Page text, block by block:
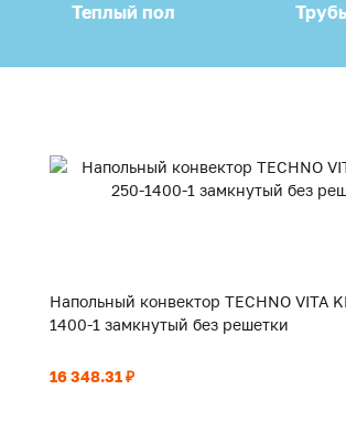
Теплый пол
Напольный конвектор TECHNO VITA
1400-1 замкнутый без решетки
16 348.31 ₽